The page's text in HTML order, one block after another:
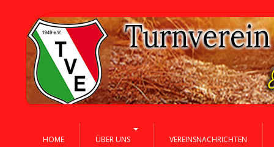
HOME ÜBER UNS VEREINSNACHRICHTEN